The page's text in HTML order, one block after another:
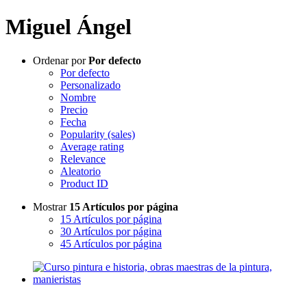
Miguel Ángel
Ordenar porPor defecto
Por defecto
Personalizado
Nombre
Precio
Fecha
Popularity (sales)
Average rating
Relevance
Aleatorio
Product ID
Mostrar 15 Artículos por página
15 Artículos por página
30 Artículos por página
45 Artículos por página